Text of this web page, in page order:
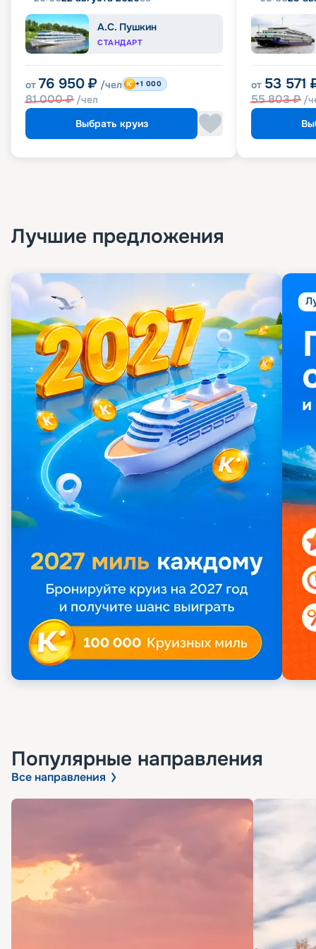
А.С. Пушкин
СТАНДАРТ
от 76 950 ₽ /чел
81 000₽ /чел
+1 000
Выбрать круиз
от 53 571
55 803₽ /
Лучшие предложения
Популярные направления
Все направления